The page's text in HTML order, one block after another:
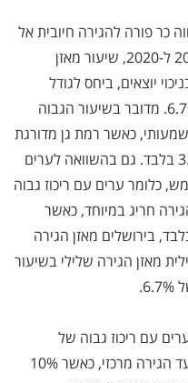
כר פורה להגירה חיובית אל
העיר. במהלך חמש השנים שבין 2016 ל-2020, שיעור מאזן
יוצאים, ביחס לגודל
האוכלוסייה בשנת 2015) עמד על 6.7%. מדובר בשיעור הגבוה
כאשר רמת גן מדורגת
שניה עם שיעור מאזן הגירה של 3.7% בלבד. גם בהשוואה לערים
כלומר ערים עם ריכוז גבוה
חריג במיוחד, כאשר
עילית עומד הנתון על 1.3% בלבד, בירושלים מאזן הגירה
במודיעין עילית מאזן הגירה שלילי בשיעור
עם ריכוז גבוה של
אוכלוסייה חרדית, בית שמש מהווה יעד הגירה מרכזי, כאשר 10%